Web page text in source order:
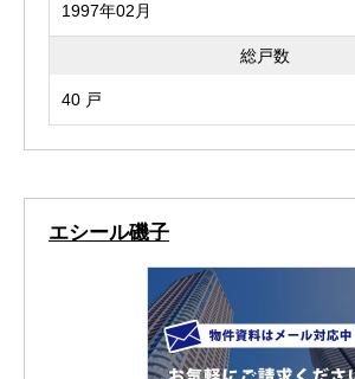
1997年02月
総戸数
40 戸
エシール磯子